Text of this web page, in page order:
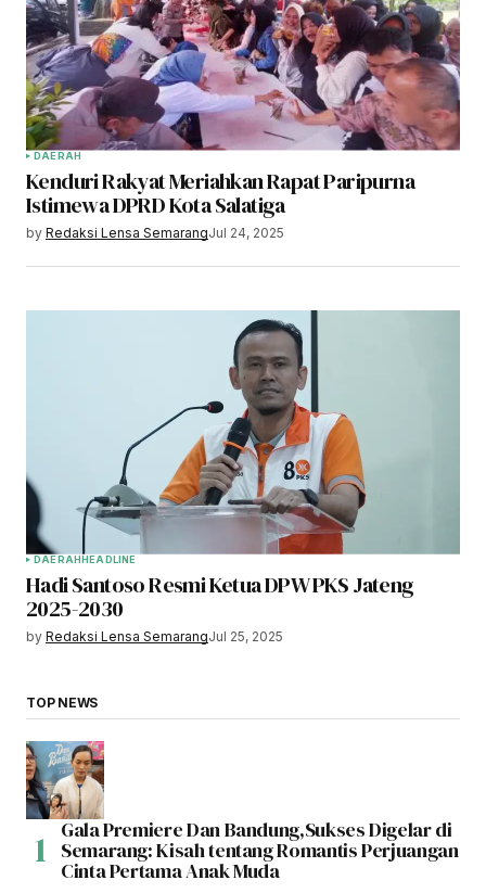
DAERAH
Kenduri Rakyat Meriahkan Rapat Paripurna
Istimewa DPRD Kota Salatiga
by Redaksi Lensa SemarangJul 24, 2025
DAERAHHEADLINE
Hadi Santoso Resmi Ketua DPW PKS Jateng
2025-2030
by Redaksi Lensa SemarangJul 25, 2025
TOP NEWS
Gala Premiere Dan Bandung,Sukses Digelar di
Semarang: Kisah tentang Romantis Perjuangan
Cinta Pertama Anak Muda